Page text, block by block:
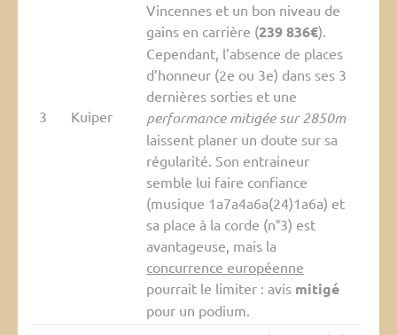
3 Kuiper
Vincennes et un bon niveau de
gains en carrière (239 836€).
Cependant, l’absence de places
d’honneur (2e ou 3e) dans ses 3
dernières sorties et une
performance mitigée sur 2850m
laissent planer un doute sur sa
régularité. Son entraineur
semble lui faire confiance
(musique 1a7a4a6a(24)1a6a) et
sa place à la corde (n°3) est
avantageuse, mais la
concurrence européenne
pourrait le limiter : avis mitigé
pour un podium.